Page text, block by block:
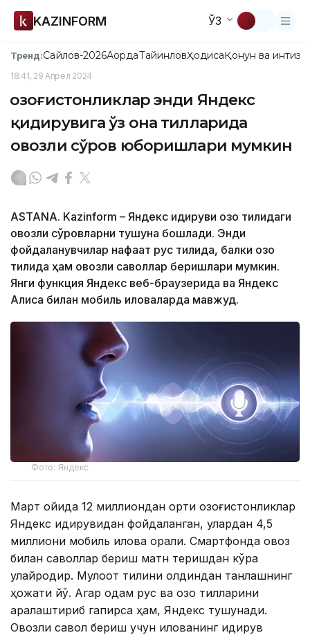
KAZINFORM ЎЗ
Тренд:Сайлов-2026АқордаТайинловҲодисаҚонун ва
18:41, 29 Апрел 2024
Қозоғистонликлар энди Яндекс
қидирувига ўз она тилларида
овозли сўров юборишлари мумкин
ASTANA. Kazinform – Яндекс қидируви қозоқ тилидаги
овозли сўровларни тушуна бошлади. Энди
фойдаланувчилар нафақат рус тилида, балки қозоқ
тилида ҳам овозли саволлар беришлари мумкин.
Янги функция Яндекс веб-браузерида ва Яндекс
Алиcа билан мобиль иловаларда мавжуд.
Фото: Яндекс
Март ойида 12 миллиондан ортиқ қозоғистонликлар
Яндекс қидирувидан фойдаланган, улардан 4,5
миллиони мобиль илова орқали. Смартфонда овоз
билан саволлар бериш матн теришдан кўра
қулайроқдир. Мулоқот тилини олдиндан танлашнинг
ҳожати йўқ. Агар одам рус ва қозоқ тилларини
аралаштириб гапирса ҳам, Яндекс тушунади.
Овозли савол бериш учун илованинг қидирув